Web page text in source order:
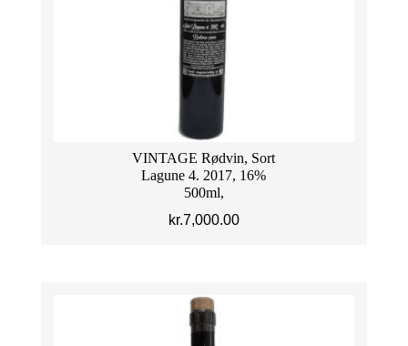
VINTAGE Rødvin, Sort
Lagune 4. 2017, 16%
500ml,
kr.7,000.00